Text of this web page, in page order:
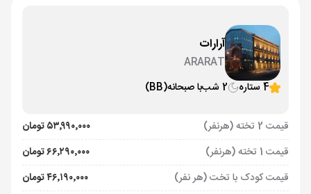
آرارات
ARARAT
4 ستاره
2 شب با صبحانه(BB)
قیمت 2 تخته (هرنفر)
۵۳٬۹۹۰٬۰۰۰ تومان
قیمت 1 تخته (هرنفر)
۶۶٬۲۹۰٬۰۰۰ تومان
قیمت کودک با تخت (هر نفر)
۴۶٬۱۹۰٬۰۰۰ تومان